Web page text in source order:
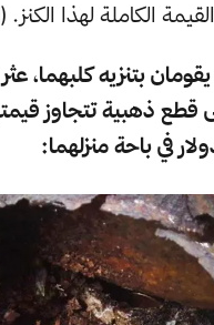
الكاملة لهذا الكنز. (
يقومان بتنزيه كلبهما،
قطع ذهبية تتجاوز
في باحة منزلهما: